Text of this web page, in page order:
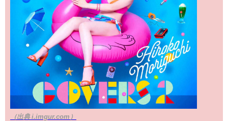
（出典 i.imgur.com）